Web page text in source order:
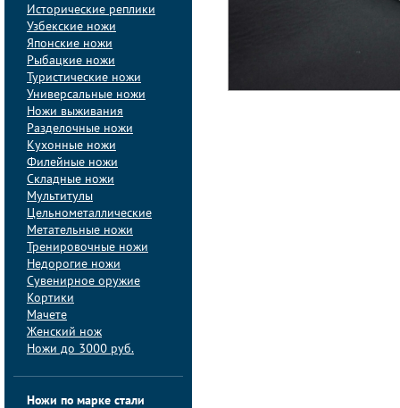
Исторические реплики
Узбекские ножи
Японские ножи
Рыбацкие ножи
Туристические ножи
Универсальные ножи
Ножи выживания
Разделочные ножи
Кухонные ножи
Филейные ножи
Складные ножи
Мультитулы
Цельнометаллические
Метательные ножи
Тренировочные ножи
Недорогие ножи
Сувенирное оружие
Кортики
Мачете
Женский нож
Ножи до 3000 руб.
Ножи по марке стали